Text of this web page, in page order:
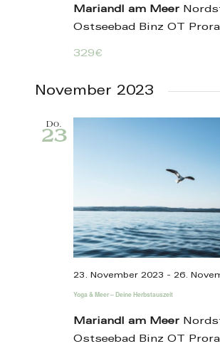
Mariandl am Meer
Ostseebad Binz OT
329€
November 2023
Do.
23
Yoga & Meer – Deine Herbstauszeit
23. November 2023 -26.
Mariandl am Meer
Ostseebad Binz OT